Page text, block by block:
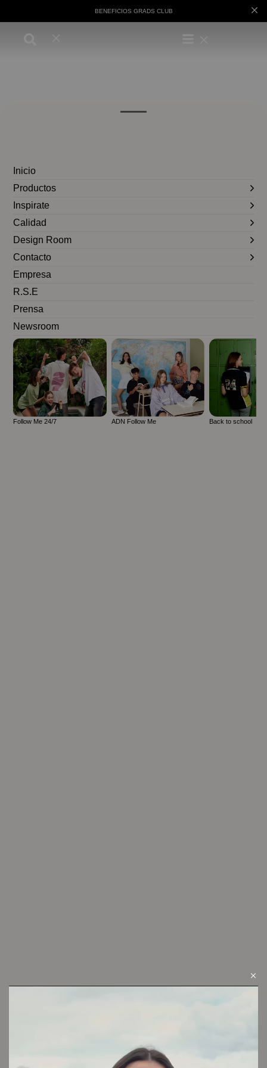
BENEFICIOS GRADS CLUB
Inicio
Productos
Inspirate
Calidad
Design Room
Contacto
Empresa
R.S.E
Prensa
Newsroom
Follow Me 24/7 ADN Follow Me Back to school